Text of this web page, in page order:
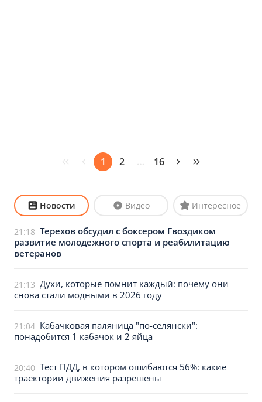
1 2 … 16
Новости Видео Интересное
21:18 Терехов обсудил с боксером Гвоздиком
развитие молодежного спорта и реабилитацию
ветеранов
21:13 Духи, которые помнит каждый: почему они
снова стали модными в 2026 году
21:04 Кабачковая паляница "по-селянски":
понадобится 1 кабачок и 2 яйца
20:40 Тест ПДД, в котором ошибаются 56%: какие
траектории движения разрешены